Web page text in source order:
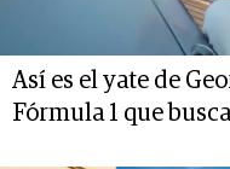
Así es el yate de
Fórmula 1 que